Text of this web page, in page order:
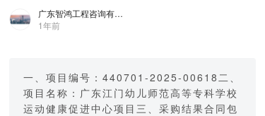
广东智鸿工程咨询有限公司
1年前
一、项目编号：440701-2025-00618二、
项目名称：广东江门幼儿师范高等专科学校
运动健康促进中心项目三、采购结果合同包